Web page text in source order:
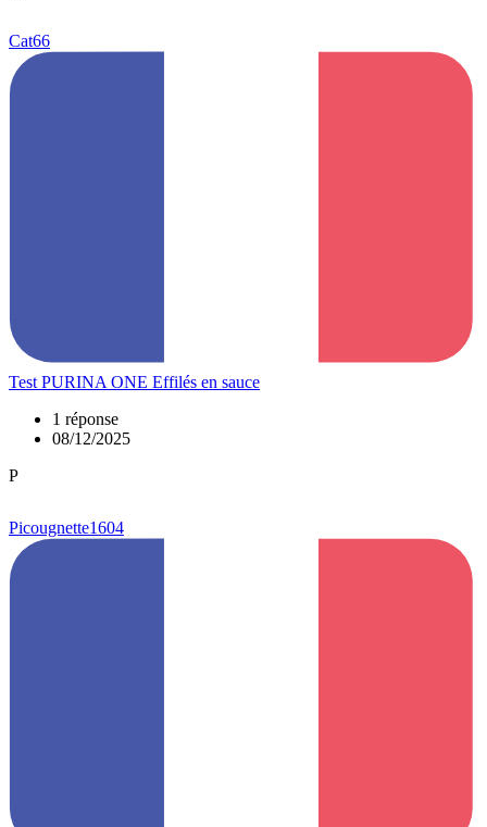
Cat66
Test PURINA ONE Effilés en sauce
1 réponse
08/12/2025
P
Picougnette1604